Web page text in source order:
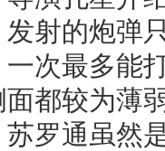
射的炮弹
次最多能
都较为薄
罗通虽然